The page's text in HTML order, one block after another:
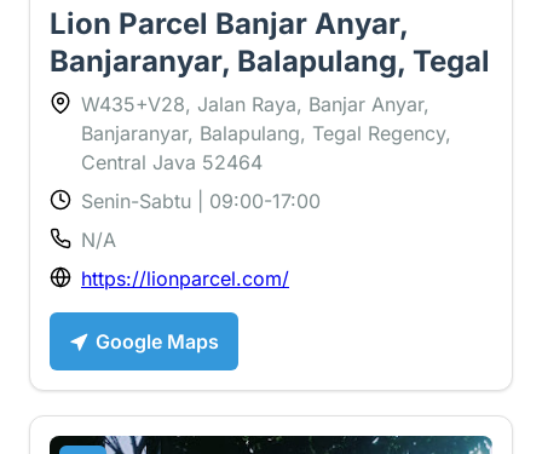
Lion Parcel Banjar Anyar,
Banjaranyar, Balapulang, Tegal
W435+V28, Jalan Raya, Banjar Anyar,
Banjaranyar, Balapulang, Tegal Regency,
Central Java 52464
Senin-Sabtu | 09:00-17:00
N/A
https://lionparcel.com/
Google Maps